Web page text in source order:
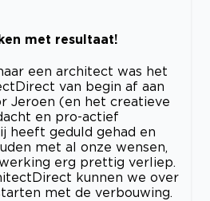
met resultaat!
een architect was het
van begin af aan
Jeroen (en het creatieve
en pro-actief
heeft geduld gehad en
met al onze wensen,
erg prettig verliep.
kunnen we over
met de verbouwing.